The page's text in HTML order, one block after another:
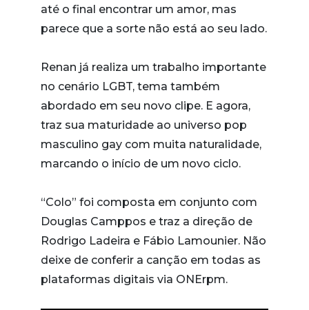
até o final encontrar um amor, mas
parece que a sorte não está ao seu lado.
Renan já realiza um trabalho importante
no cenário LGBT, tema também
abordado em seu novo clipe. E agora,
traz sua maturidade ao universo pop
masculino gay com muita naturalidade,
marcando o início de um novo ciclo.
“Colo” foi composta em conjunto com
Douglas Camppos e traz a direção de
Rodrigo Ladeira e Fábio Lamounier. Não
deixe de conferir a canção em todas as
plataformas digitais via ONErpm.